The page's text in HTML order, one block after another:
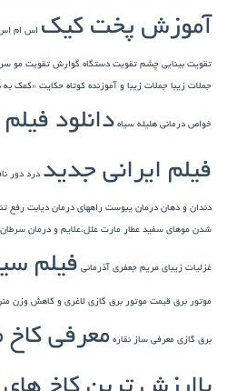
آموزش پخت کیک اس ام اس
تقویت بینایی چشم تقویت دستگاه گوارش تقویت مو سر
جملات زیبا جملات زیبا و آموزنده کوتاه حکایت «کمک به
خواص درمانی هلیله سیاه دانلود فیلم
فیلم ایرانی جدید درد دور
دندان و دهان درمان یبوست راههای درمان دیابت رفع
شدن موهای سفید عطار مارت علل،علایم و درمان
غزلیات زیبای مریم جعفری آذرمانی فیلم
موتور برق قیمت موتور برق گازی لاغری و کاهش وزن
برق گازی معرفی ساز نقاره معرفی کاخ